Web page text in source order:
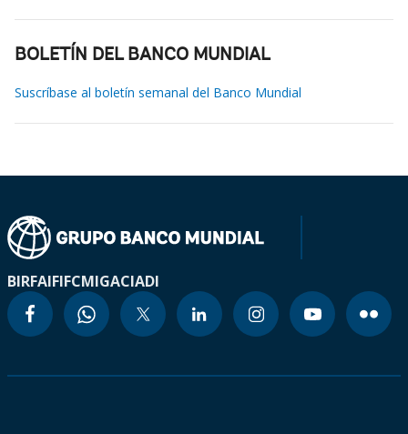
BOLETÍN DEL BANCO MUNDIAL
Suscríbase al boletín semanal del Banco Mundial
BIRFAIFIFCMIGACIADI